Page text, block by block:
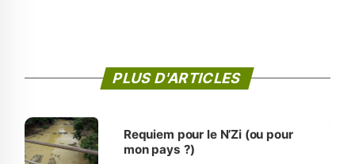
PLUS D'ARTICLES
Requiem pour le N’Zi (ou pour
mon pays ?)